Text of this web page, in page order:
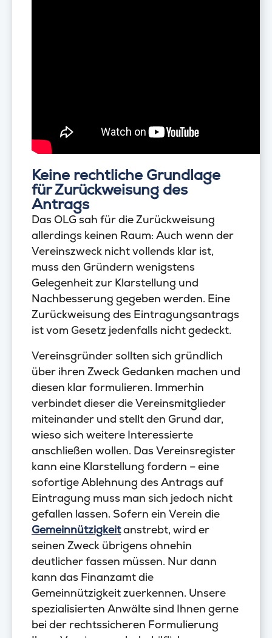
Keine rechtliche Grundlage
für Zurückweisung des
Antrags
Das OLG sah für die Zurückweisung
allerdings keinen Raum: Auch wenn der
Vereinszweck nicht vollends klar ist,
muss den Gründern wenigstens
Gelegenheit zur Klarstellung und
Nachbesserung gegeben werden. Eine
Zurückweisung des Eintragungsantrags
ist vom Gesetz jedenfalls nicht gedeckt.
Vereinsgründer sollten sich gründlich
über ihren Zweck Gedanken machen und
diesen klar formulieren. Immerhin
verbindet dieser die Vereinsmitglieder
miteinander und stellt den Grund dar,
wieso sich weitere Interessierte
anschließen wollen. Das Vereinsregister
kann eine Klarstellung fordern – eine
sofortige Ablehnung des Antrags auf
Eintragung muss man sich jedoch nicht
gefallen lassen. Sofern ein Verein die
Gemeinnützigkeitanstrebt, wird er
seinen Zweck übrigens ohnehin
deutlicher fassen müssen. Nur dann
kann das Finanzamt die
Gemeinnützigkeit zuerkennen. Unsere
spezialisierten Anwälte sind Ihnen gerne
bei der rechtssicheren Formulierung